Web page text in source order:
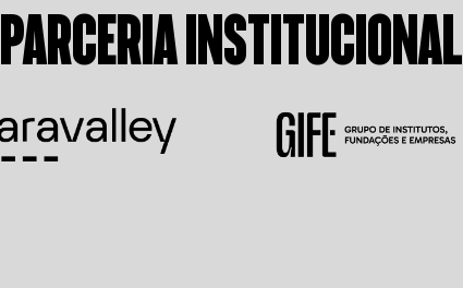
PARCERIA INSTITUCIONAL